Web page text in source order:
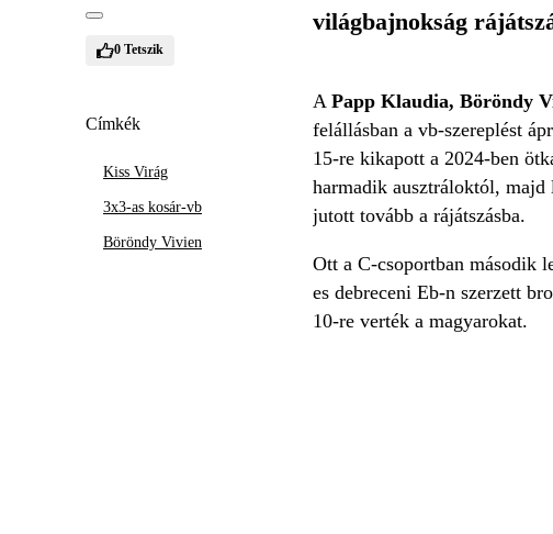
0 Tetszik
Címkék
Kiss Virág
3x3-as kosár-vb
Böröndy Vivien
világbajnokság
A Papp Klaudia, Böröndy
felállásban a vb-szereplést
15-re kikapott a 2024-ben
harmadik ausztráloktól,
jutott tovább a rájátszásba.
Ott a C-csoportban második
es debreceni Eb-n szerzett
10-re verték a magyarokat.